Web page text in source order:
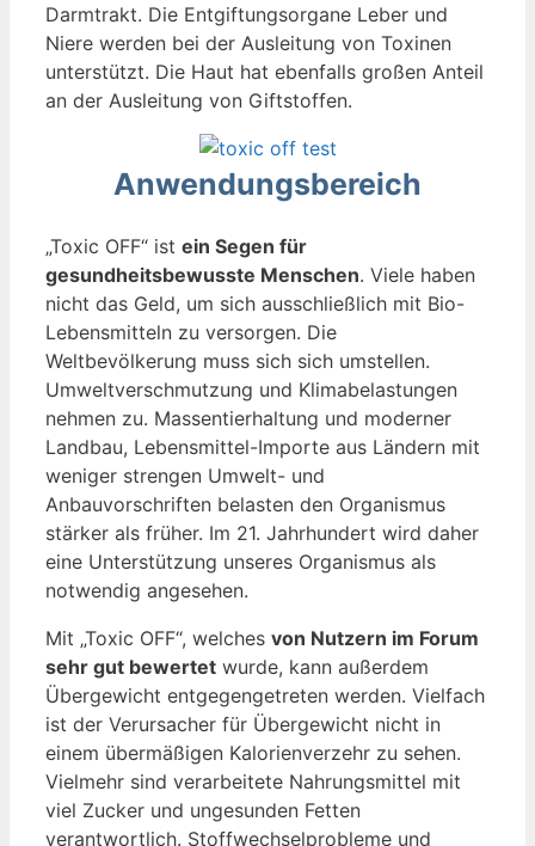
Darmtrakt. Die Entgiftungsorgane Leber und
Niere werden bei der Ausleitung von Toxinen
unterstützt. Die Haut hat ebenfalls großen Anteil
an der Ausleitung von Giftstoffen.
Anwendungsbereich
„Toxic OFF“ ist ein Segen für
gesundheitsbewusste Menschen. Viele haben
nicht das Geld, um sich ausschließlich mit Bio-
Lebensmitteln zu versorgen. Die
Weltbevölkerung muss sich sich umstellen.
Umweltverschmutzung und Klimabelastungen
nehmen zu. Massentierhaltung und moderner
Landbau, Lebensmittel-Importe aus Ländern mit
weniger strengen Umwelt- und
Anbauvorschriften belasten den Organismus
stärker als früher. Im 21. Jahrhundert wird daher
eine Unterstützung unseres Organismus als
notwendig angesehen.
Mit „Toxic OFF“, welches von Nutzern im Forum
sehr gut bewertet wurde, kann außerdem
Übergewicht entgegengetreten werden. Vielfach
ist der Verursacher für Übergewicht nicht in
einem übermäßigen Kalorienverzehr zu sehen.
Vielmehr sind verarbeitete Nahrungsmittel mit
viel Zucker und ungesunden Fetten
verantwortlich. Stoffwechselprobleme und